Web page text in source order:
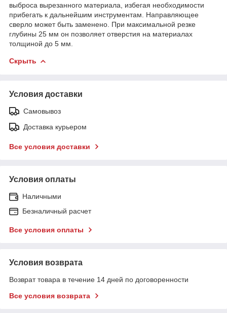
выброса вырезанного материала, избегая необходимости
прибегать к дальнейшим инструментам. Направляющее
сверло может быть заменено. При максимальной резке
глубины 25 мм он позволяет отверстия на материалах
толщиной до 5 мм.
Скрыть
Условия доставки
Самовывоз
Доставка курьером
Все условия доставки
Условия оплаты
Наличными
Безналичный расчет
Все условия оплаты
Условия возврата
Возврат товара в течение 14 дней по договоренности
Все условия возврата